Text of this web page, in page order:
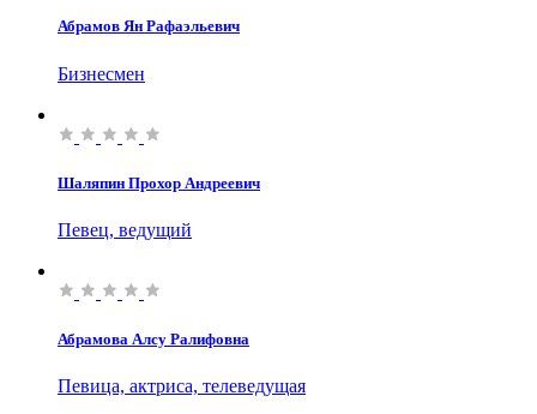
Абрамов Ян Рафаэльевич
Бизнесмен
Шаляпин Прохор Андреевич
Певец, ведущий
Абрамова Алсу Ралифовна
Певица, актриса, телеведущая